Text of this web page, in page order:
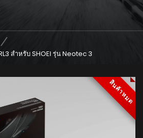
สำหรับ SHOEI รุ่น Neotec 3
สินค้าหมด